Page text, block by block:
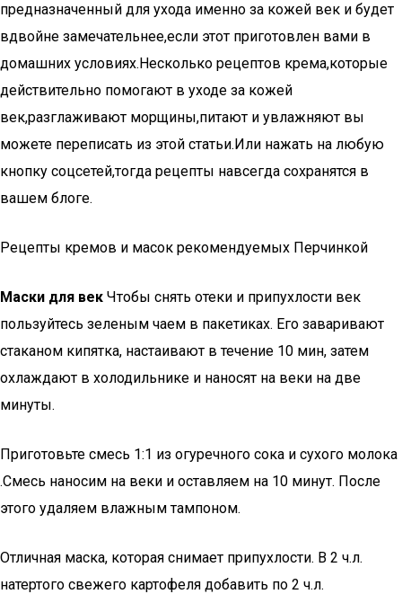
предназначенный для ухода именно за кожей век и будет
вдвойне замечательнее,если этот приготовлен вами в
домашних условиях.Несколько рецептов крема,которые
действительно помогают в уходе за кожей
век,разглаживают морщины,питают и увлажняют вы
можете переписать из этой статьи.Или нажать на любую
кнопку соцсетей,тогда рецепты навсегда сохранятся в
вашем блоге.
Рецепты кремов и масок рекомендуемых Перчинкой
Маски для век Чтобы снять отеки и припухлости век
пользуйтесь зеленым чаем в пакетиках. Его заваривают
стаканом кипятка, настаивают в течение 10 мин, затем
охлаждают в холодильнике и наносят на веки на две
минуты.
Приготовьте смесь 1:1 из огуречного сока и сухого молока
.Смесь наносим на веки и оставляем на 10 минут. После
этого удаляем влажным тампоном.
Отличная маска, которая снимает припухлости. В 2 ч.л.
натертого свежего картофеля добавить по 2 ч.л.